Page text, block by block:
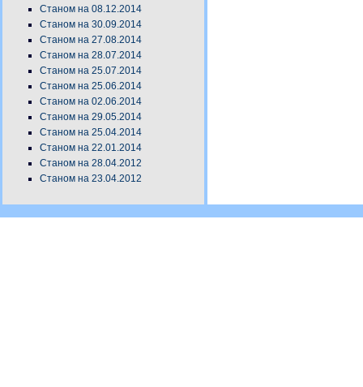
Станом на 08.12.2014
Станом на 30.09.2014
Станом на 27.08.2014
Станом на 28.07.2014
Станом на 25.07.2014
Станом на 25.06.2014
Станом на 02.06.2014
Станом на 29.05.2014
Станом на 25.04.2014
Станом на 22.01.2014
Станом на 28.04.2012
Станом на 23.04.2012